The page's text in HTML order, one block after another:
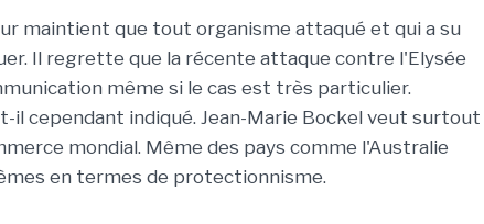
maintient que tout organisme attaqué et qui a su
Il regrette que la récente attaque contre l'Elysée
même si le cas est très particulier.
il cependant indiqué. Jean-Marie Bockel veut surtout
mondial. Même des pays comme l'Australie
en termes de protectionnisme.